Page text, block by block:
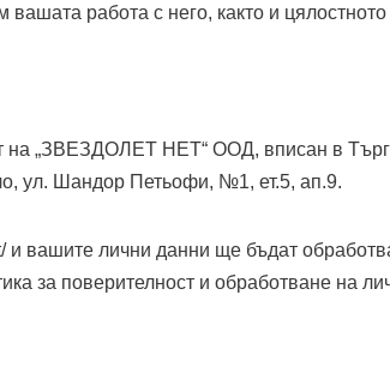
работа с него, както и
на „ЗВЕЗДОЛЕТ НЕТ“ ООД, вписан в
ул. Шандор Петьофи, №1, ет.5, ап.9.
вашите лични данни ще бъдат
за поверителност и обработване на